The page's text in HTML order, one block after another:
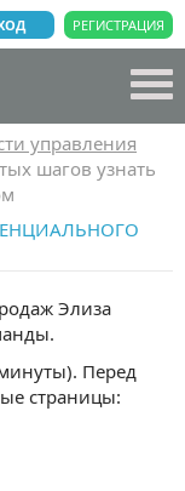
РЕГИСТРАЦИЯ
управления
шагов узнать
Элиза
Перед
страницы: